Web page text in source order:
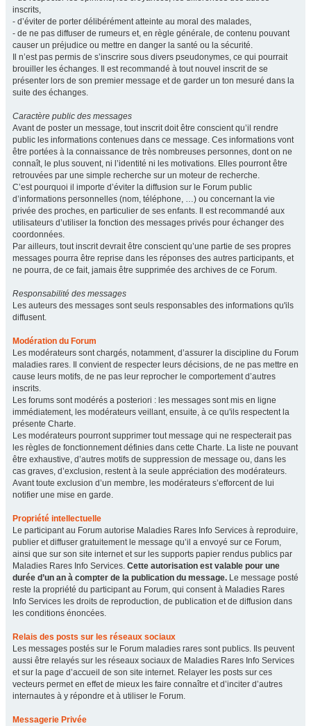
inscrits,
- d’éviter de porter délibérément atteinte au moral des malades,
- de ne pas diffuser de rumeurs et, en règle générale, de contenu pouvant
causer un préjudice ou mettre en danger la santé ou la sécurité.
Il n’est pas permis de s’inscrire sous divers pseudonymes, ce qui pourrait
brouiller les échanges. Il est recommandé à tout nouvel inscrit de se
présenter lors de son premier message et de garder un ton mesuré dans la
suite des échanges.
Caractère public des messages
Avant de poster un message, tout inscrit doit être conscient qu’il rendre
public les informations contenues dans ce message. Ces informations vont
être portées à la connaissance de très nombreuses personnes, dont on ne
connaît, le plus souvent, ni l’identité ni les motivations. Elles pourront être
retrouvées par une simple recherche sur un moteur de recherche.
C’est pourquoi il importe d’éviter la diffusion sur le Forum public
d’informations personnelles (nom, téléphone, …) ou concernant la vie
privée des proches, en particulier de ses enfants. Il est recommandé aux
utilisateurs d’utiliser la fonction des messages privés pour échanger des
coordonnées.
Par ailleurs, tout inscrit devrait être conscient qu’une partie de ses propres
messages pourra être reprise dans les réponses des autres participants, et
ne pourra, de ce fait, jamais être supprimée des archives de ce Forum.
Responsabilité des messages
Les auteurs des messages sont seuls responsables des informations qu'ils
diffusent.
Modération du Forum
Les modérateurs sont chargés, notamment, d’assurer la discipline du Forum
maladies rares. Il convient de respecter leurs décisions, de ne pas mettre en
cause leurs motifs, de ne pas leur reprocher le comportement d’autres
inscrits.
Les forums sont modérés a posteriori : les messages sont mis en ligne
immédiatement, les modérateurs veillant, ensuite, à ce qu'ils respectent la
présente Charte.
Les modérateurs pourront supprimer tout message qui ne respecterait pas
les règles de fonctionnement définies dans cette Charte. La liste ne pouvant
être exhaustive, d’autres motifs de suppression de message ou, dans les
cas graves, d’exclusion, restent à la seule appréciation des modérateurs.
Avant toute exclusion d’un membre, les modérateurs s’efforcent de lui
notifier une mise en garde.
Propriété intellectuelle
Le participant au Forum autorise Maladies Rares Info Services à reproduire,
publier et diffuser gratuitement le message qu’il a envoyé sur ce Forum,
ainsi que sur son site internet et sur les supports papier rendus publics par
Maladies Rares Info Services. Cette autorisation est valable pour une
durée d’un an à compter de la publication du message. Le message posté
reste la propriété du participant au Forum, qui consent à Maladies Rares
Info Services les droits de reproduction, de publication et de diffusion dans
les conditions énoncées.
Relais des posts sur les réseaux sociaux
Les messages postés sur le Forum maladies rares sont publics. Ils peuvent
aussi être relayés sur les réseaux sociaux de Maladies Rares Info Services
et sur la page d’accueil de son site internet. Relayer les posts sur ces
vecteurs permet en effet de mieux les faire connaître et d’inciter d’autres
internautes à y répondre et à utiliser le Forum.
Messagerie Privée